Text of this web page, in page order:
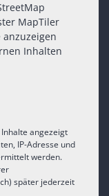
MapTiler
Inhalten
angezeigt
IP-Adresse und
werden.
später jederzeit